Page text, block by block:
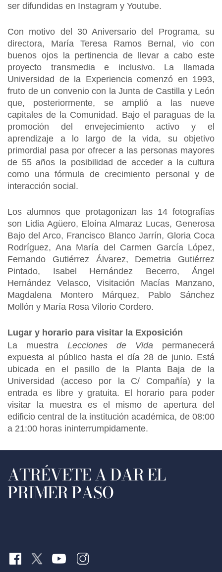
ser difundidas en Instagram y Youtube.
Con motivo del 30 Aniversario del Programa, su
directora, María Teresa Ramos Bernal, vio con
buenos ojos la pertinencia de llevar a cabo este
proyecto transmedia e inclusivo. La llamada
Universidad de la Experiencia comenzó en 1993,
fruto de un convenio con la Junta de Castilla y León
que, posteriormente, se amplió a las nueve
capitales de la Comunidad. Bajo el paraguas de la
promoción del envejecimiento activo y el
aprendizaje a lo largo de la vida, su objetivo
primordial pasa por ofrecer a las personas mayores
de 55 años la posibilidad de acceder a la cultura
como una fórmula de crecimiento personal y de
interacción social.
Los alumnos que protagonizan las 14 fotografías
son Lidia Agüero, Eloína Almaraz Lucas, Generosa
Bajo del Arco, Francisco Blanco Jarrín, Gloria Coca
Rodríguez, Ana María del Carmen García López,
Fernando Gutiérrez Álvarez, Demetria Gutiérrez
Pintado, Isabel Hernández Becerro, Ángel
Hernández Velasco, Visitación Macías Manzano,
Magdalena Montero Márquez, Pablo Sánchez
Mollón y María Rosa Vilorio Cordero.
Lugar y horario para visitar la Exposición
La muestra Lecciones de Vida permanecerá
expuesta al público hasta el día 28 de junio. Está
ubicada en el pasillo de la Planta Baja de la
Universidad (acceso por la C/ Compañía) y la
entrada es libre y gratuita. El horario para poder
visitar la muestra es el mismo de apertura del
edificio central de la institución académica, de 08:00
a 21:00 horas ininterrumpidamente.
ATRÉVETE A DAR EL
PRIMER PASO